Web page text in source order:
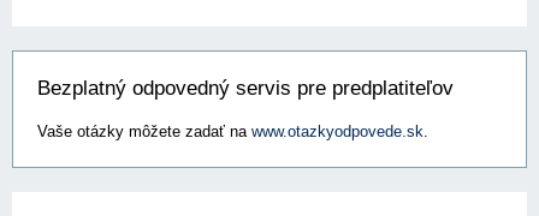
Bezplatný odpovedný servis pre predplatiteľov
Vaše otázky môžete zadať na www.otazkyodpovede.sk.